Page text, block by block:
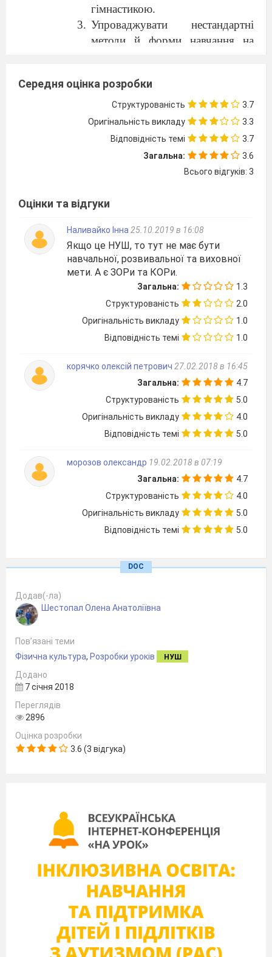
гімнастикою.
Упроваджувати нестандартні
методи й форми навчання на
ставлення до власного здоров’я
й фізичного розвитку.
картки із завданням, іграшки,
скакалки, обручі, м’ячі, секундомір,
дидактичні картки, музичні записи.
спортивний зал.
уроку
Підготовча
1. До спортивної зали заходять
учні та розташовуються навколо
вчителя. Привітання.
2. Вимірювання ЧСС 1 (6 с).
3. Релаксація «На морі».
перебуваємо не на уроці, а на
березі моря. Для цього
заплющіть очі та трішки
пофантазуйте:
«Я на морі… Світить яскраве
водні простори. Вони
виблискують різними
кольорами: синім, фіолетовим,
смарагдовим. Дихаю вільно,
спокійно. Хвильки набігають
вдаряються об берег. Здається,
чудово навкруги. Я почуваюся
4. Бесіда «Ранкова гімнастика».
уповільнене та неглибоке. На
всі органи починають
працювати не одразу в повну
міру. Ранкова гімнастика (РГ)
пробуджує та заряджає
організм на весь день.
Чи всі вправи ранкової
гімнастики
бувають
однаковими?
Виконуючи їх, ми
Середня оцінка розробки
Структурованість
3.7
Оригінальність викладу
3.3
Відповідність темі
3.7
Загальна:
3.6
Всього відгуків: 3
Оцінки та відгуки
Наливайко Інна 25.10.2019 в 16:08
Якщо це НУШ, то тут не має бути
навчальної, розвивальної та виховної
мети. А є ЗОРи та КОРи.
Загальна:
1.3
Структурованість
2.0
Оригінальність викладу
1.0
Відповідність темі
1.0
корячко олексій петрович 27.02.2018 в 16:45
Загальна:
4.7
Структурованість
5.0
Оригінальність викладу
4.0
Відповідність темі
5.0
морозов олександр 19.02.2018 в 07:19
Загальна:
4.7
Структурованість
4.0
Оригінальність викладу
5.0
Відповідність темі
5.0
DOC
Додав(-ла)
Шестопал Олена Анатоліївна
Пов’язані теми
Фізична культура, Розробки уроків НУШ
Додано
7 січня 2018
Переглядів
2896
Оцінка розробки
3.6 (3 відгука)